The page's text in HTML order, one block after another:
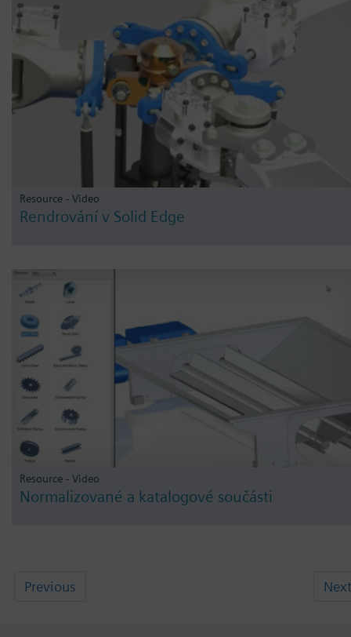
Resource - Video
Rendrování v Solid Edge
Resource - Video
Normalizované a katalogové součásti
Previous Next